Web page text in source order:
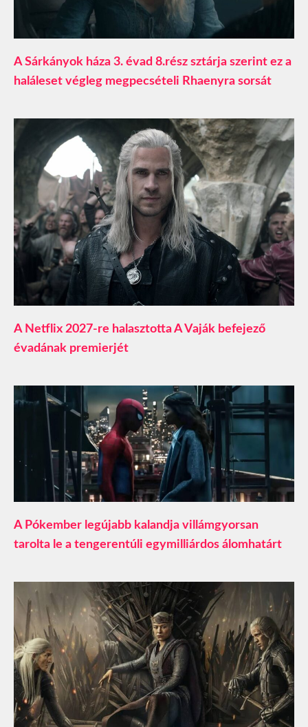
A Sárkányok háza 3. évad 8.rész sztárja szerint ez a
haláleset végleg megpecsételi Rhaenyra sorsát
A Netflix 2027-re halasztotta A Vaják befejező
évadának premierjét
A Pókember legújabb kalandja villámgyorsan
tarolta le a tengerentúli egymilliárdos álomhatárt